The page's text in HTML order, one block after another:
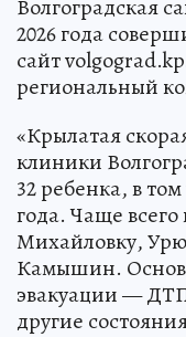
Волгоградская
2026 года
сайт
региональный
«Крылатая
клиники
32 ребенка, в
года. Чаще всего
Михайловку,
Камышин.
эвакуации —
другие